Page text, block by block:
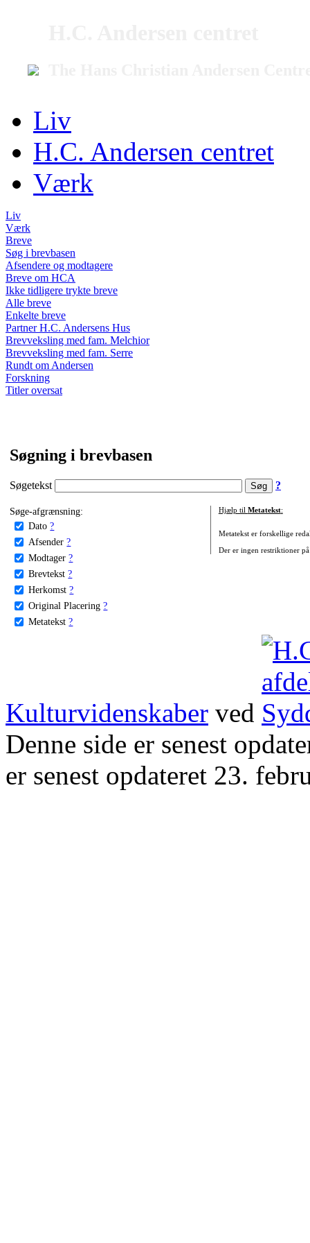
Liv
H.C. Andersen centret
Værk
Liv
Værk
Breve
Søg i brevbasen
Afsendere og modtagere
Breve om HCA
Ikke tidligere trykte breve
Alle breve
Enkelte breve
Partner H.C. Andersens Hus
Brevveksling med fam. Melchior
Brevveksling med fam. Serre
Rundt om Andersen
Forskning
Titler oversat
Søgning i brevbasen
Søgetekst ?
Søge-afgrænsning:
Dato ?
Afsender ?
Modtager ?
Brevtekst ?
Herkomst ?
Original Placering ?
Metatekst ?
Hjælp til Metatekst:
Metatekst er forskellige
Der er ingen restriktioner
Kulturvidenskaber ved
Denne side er senest
er senest opdateret 23.